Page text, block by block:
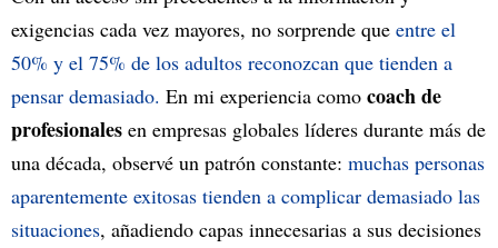
exigencias cada vez mayores, no sorprende que entre el
50% y el 75% de los adultos reconozcan que tienden a
pensar demasiado. En mi experiencia como coach de
profesionales en empresas globales líderes durante más de
una década, observé un patrón constante: muchas personas
aparentemente exitosas tienden a complicar demasiado las
situaciones, añadiendo capas innecesarias a sus decisiones